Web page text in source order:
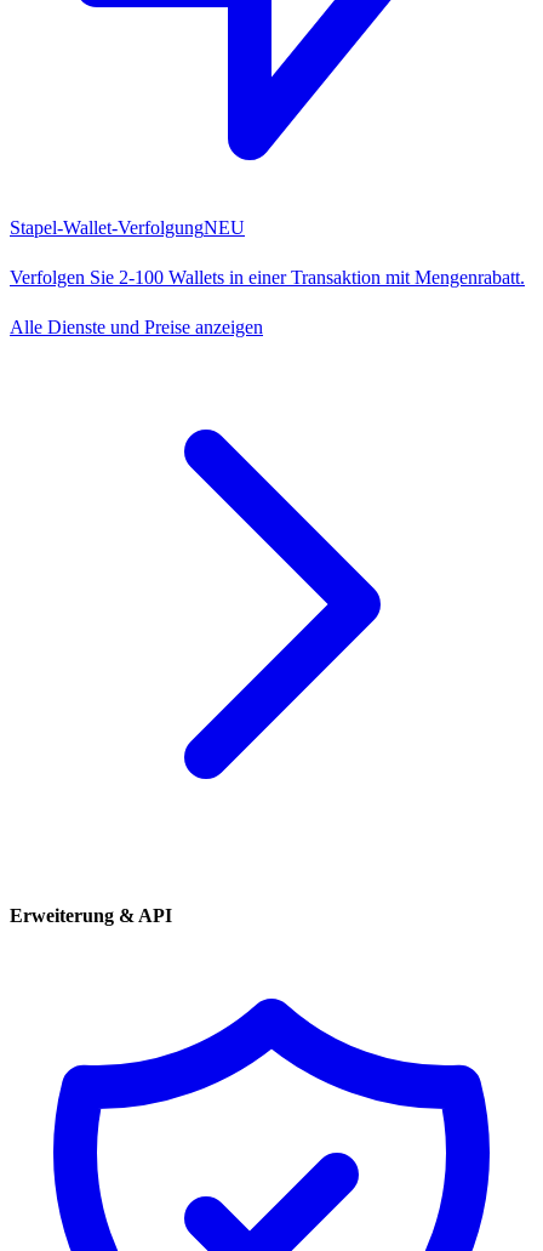
Stapel-Wallet-VerfolgungNEU
Verfolgen Sie 2-100 Wallets in einer Transaktion mit Mengenrabatt.
Alle Dienste und Preise anzeigen
Erweiterung & API